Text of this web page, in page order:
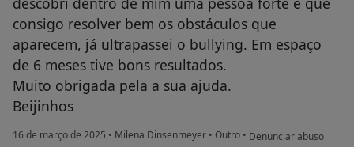
consigo resolver bem os obstáculos que
aparecem, já ultrapassei o bullying. Em espaço
de 6 meses tive bons resultados.
Muito obrigada pela a sua ajuda.
Beijinhos
16 de março de 2025 • Milena Dinsenmeyer • Outro • na opinião do utilizador
Denunciar abuso